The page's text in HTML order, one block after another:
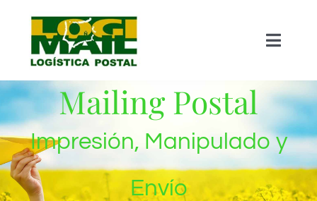
contenido
Toggle
Inicio – Quienes Somos
Mailing Postal
Almacenaje
Mailing Postal
Impresión, Manipulado y
Envío